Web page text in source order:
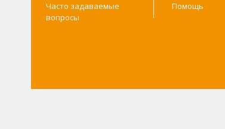
Часто задаваемые
вопросы
Помощь